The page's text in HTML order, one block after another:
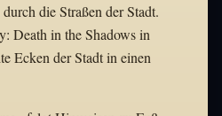
die Straßen der Stadt.
Death in the Shadows in
Ecken der Stadt in einen